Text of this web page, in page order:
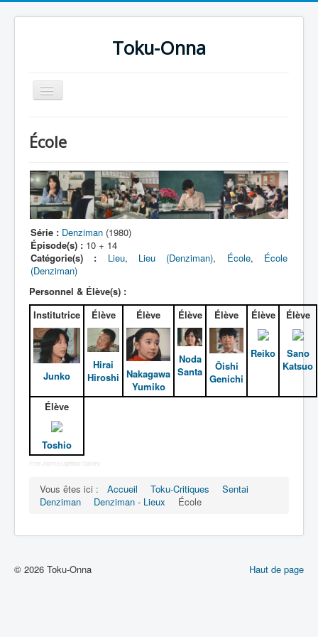
Toku-Onna
Basculer
la
Toku-Actrices
Toku-Critiques
Séries
Films
COSAA
Dessins
Artiste Asperger
Lexique
Denshi sentai Denziman (電子 戦
隊 デンジマン) = Escadron
électronique Denziman
Série
Mechas
Objets
Épisodes
École
Série : Denziman (1980)
Épisode(s) : 10 + 14
Catégorie(s) :
Lieu, Lieu (Denziman), École, École
(Denziman)
Personnel & Élève(s) :
Institutrice
Junko
Élève
Hirai
Hiroshi
Élève
Nakagawa
Yumiko
Élève
Noda
Santa
Élève
Ôishi
Genichi
Élève
Reiko
Élève
Sano
Katsuo
Élève
Toshio
Free Joomla Lightbox Gallery
Vous êtes ici : Accueil Toku-Critiques
Sentai
Denziman
Denziman - Lieux École
Haut de page
© 2026 Toku-Onna